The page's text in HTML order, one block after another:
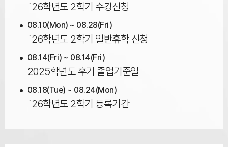
`26학년도 2학기 수강신청
08.10(Mon) ~ 08.28(Fri)
`26학년도 2학기 일반휴학 신청
08.14(Fri) ~ 08.14(Fri)
2025학년도 후기 졸업기준일
08.18(Tue) ~ 08.24(Mon)
`26학년도 2학기 등록기간